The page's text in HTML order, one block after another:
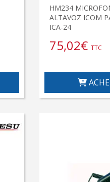
HM234
ALTAVOZ ICOM
ICA-24
75,02€ TTC